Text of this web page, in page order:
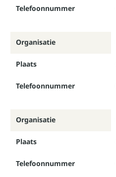
Telefoonnummer
Organisatie
Plaats
Telefoonnummer
Organisatie
Plaats
Telefoonnummer